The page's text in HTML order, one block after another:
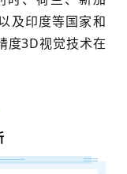
及印度等国家和
度3D视觉技术在